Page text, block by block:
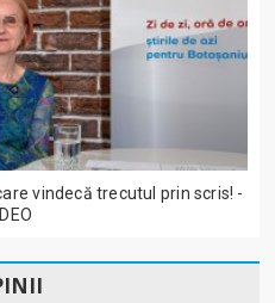
vindecă trecutul prin scris! -